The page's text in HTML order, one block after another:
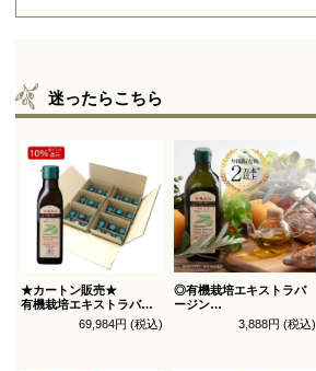
迷ったらこちら
★カートン販売★
有機栽培エキストラバー
オリーブオイル ブレンド
69,984円 (税込)
◎有機栽培エキストラバ
ージン
オリーブオイル ブレンド
3,888円 (税込)